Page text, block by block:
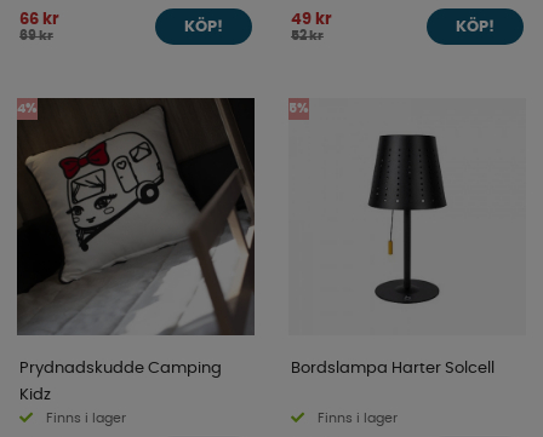
66 kr
69 kr
KÖP! 49 kr
52 kr
KÖP!
4%
Prydnadskudde Camping
Kidz
Finns i lager
5%
Bordslampa Harter Solcell
Finns i lager